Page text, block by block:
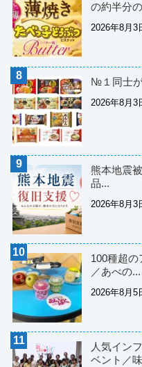
の約半分
2026年8月3
№１同士
2026年8月3
熊本地震
品...
2026年8月3
100種超
／あべの...
2026年8月5
人気イン
ベント／